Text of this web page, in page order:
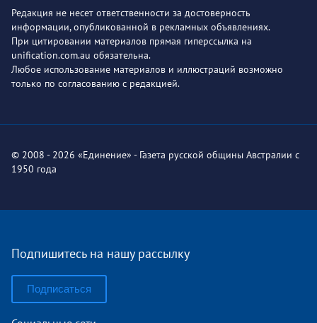
Редакция не несет ответственности за достоверность
информации, опубликованной в рекламных объявлениях.
При цитировании материалов прямая гиперссылка на
unification.com.au обязательна.
Любое использование материалов и иллюстраций возможно
только по согласованию с редакцией.
© 2008 - 2026 «Единение» - Газета русской общины Австралии с
1950 года
Подпишитесь на нашу рассылку
Подписаться